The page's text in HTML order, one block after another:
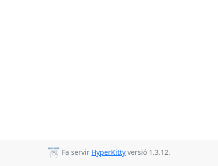
Fa servir HyperKitty versió 1.3.12.